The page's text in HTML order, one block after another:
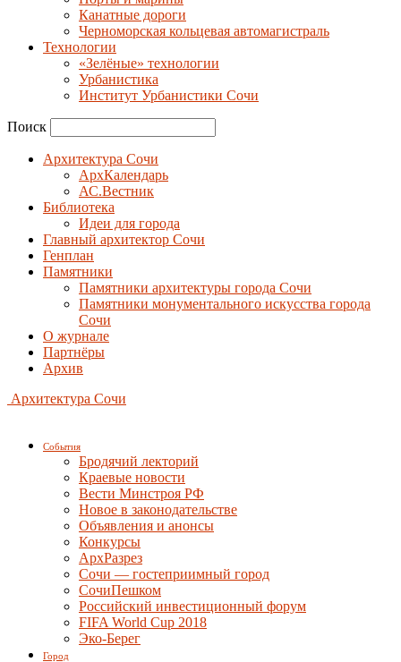
Канатные дороги
Черноморская кольцевая автомагистраль
Технологии
«Зелёные» технологии
Урбанистика
Институт Урбанистики Сочи
Поиск
Архитектура Сочи
АрхКалендарь
АС.Вестник
Библиотека
Идеи для города
Главный архитектор Сочи
Генплан
Памятники
Памятники архитектуры города Сочи
Памятники монументального искусства города
Сочи
О журнале
Партнёры
Архив
Архитектура Сочи
События
Бродячий лекторий
Краевые новости
Вести Минстроя РФ
Новое в законодательстве
Объявления и анонсы
Конкурсы
АрхРазрез
Сочи — гостеприимный город
СочиПешком
Российский инвестиционный форум
FIFA World Cup 2018
Эко-Берег
Город